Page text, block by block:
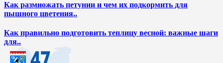
Как размножать петунии и чем их подкормить для
пышного цветения..
Как правильно подготовить теплицу весной: важные шаги
для..